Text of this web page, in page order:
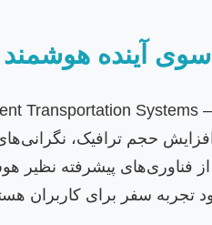
تجربه سفر برای کاربران